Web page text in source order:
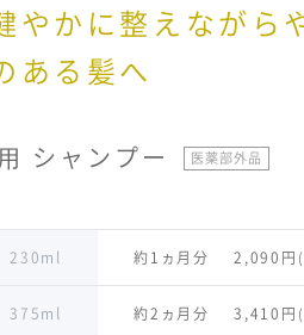
やかに整えながら
ある髪へ
シャンプー 医薬部外品
230ml 約1ヵ月分 2,090円
375ml 約2ヵ月分 3,410円